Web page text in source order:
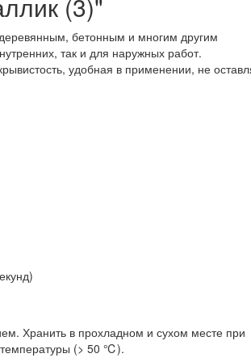
бетонным и многим другим
так и для наружных работ.
удобная в применении, не
Хранить в прохладном и сухом месте при
температуры (> 50 ℃).